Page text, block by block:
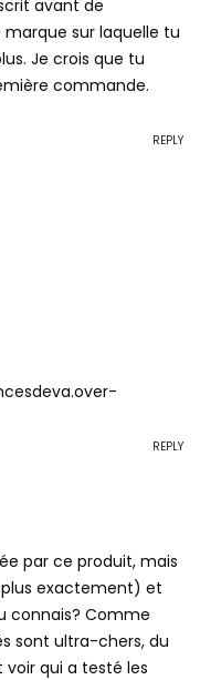
avant de
sur laquelle tu
Je crois que tu
commande.
REPLY
REPLY
par ce produit, mais
exactement) et
connais? Comme
sont ultra-chers, du
qui a testé les